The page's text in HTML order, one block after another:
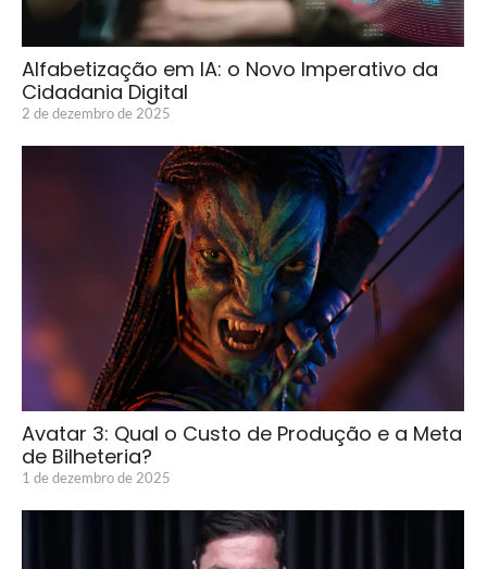
Alfabetização em IA: o Novo Imperativo da
Cidadania Digital
2 de dezembro de 2025
Avatar 3: Qual o Custo de Produção e a Meta
de Bilheteria?
1 de dezembro de 2025